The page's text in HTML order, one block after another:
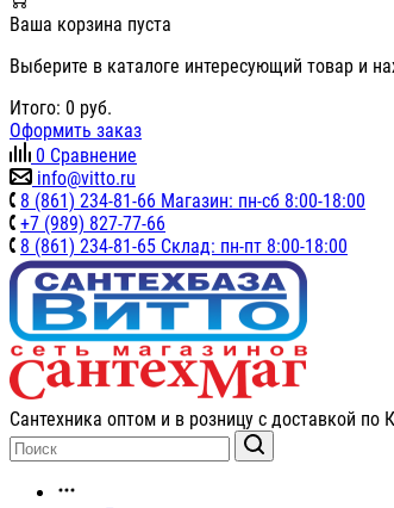
Ваша корзина пуста
Выберите в каталоге интересующий товар и
Итого: 0 руб.
Оформить заказ
0 Сравнение
info@vitto.ru
8 (861) 234-81-66 Магазин: пн-сб 8:00-18:00
+7 (989) 827-77-66
8 (861) 234-81-65 Склад: пн-пт 8:00-18:00
Сантехника оптом и в розницу с доставкой